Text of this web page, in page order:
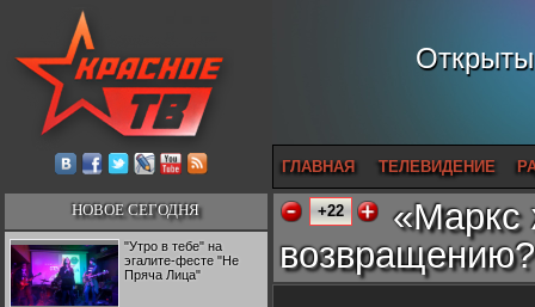
ГЛАВНАЯ ТЕЛЕВИДЕНИЕ
НОВОЕ СЕГОДНЯ
"Утро в тебе" на
эгалите-фесте "Не
Пряча Лица"
+22
«Маркс
возвращению?